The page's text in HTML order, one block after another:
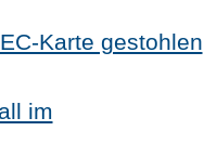
Karte gestohlen
im